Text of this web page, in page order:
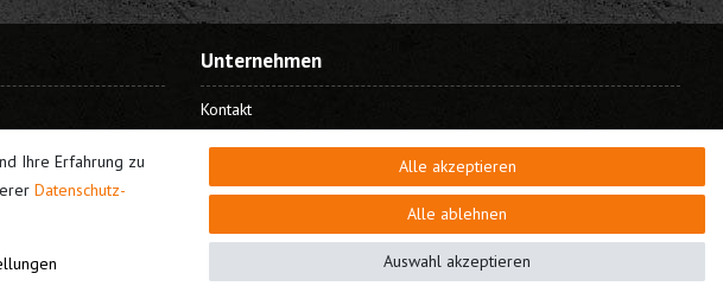
Ihre Erfahrung zu
Daten­schutz­
Alle akzeptieren
Alle ablehnen
Auswahl akzeptieren
Unternehmen
Kontakt
Impressum
Bestellung widerrufen